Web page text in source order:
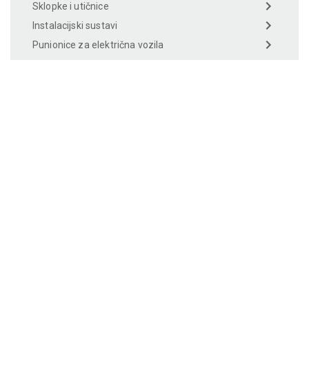
Sklopke i utičnice
Instalacijski sustavi
Punionice za električna vozila